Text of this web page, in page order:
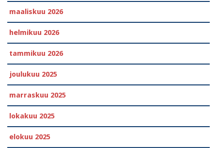
maaliskuu 2026
helmikuu 2026
tammikuu 2026
joulukuu 2025
marraskuu 2025
lokakuu 2025
elokuu 2025